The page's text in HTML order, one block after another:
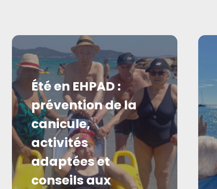
Été en EHPAD :
prévention de la
canicule,
activités
adaptées et
conseils aux